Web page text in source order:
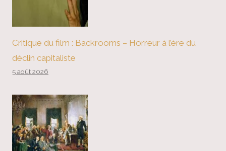
Critique du film : Backrooms – Horreur à l’ère du
déclin capitaliste
5 août 2026